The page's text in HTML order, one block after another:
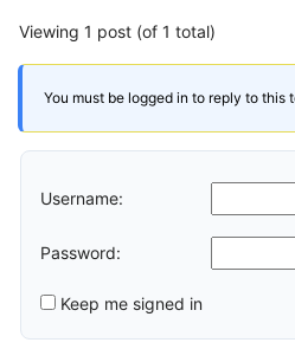
Viewing 1 post (of 1 total)
You must be logged in to reply to this
Username:
Password:
Keep me signed in